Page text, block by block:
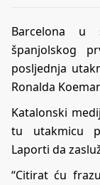
Barcelona
španjolskog
posljednja
Ronalda
Katalonski
tu utakmicu
Laporti da
“Citirat ću